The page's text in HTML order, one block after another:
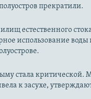
прекратили.
естественного
использование
стала критической.
к засухе,